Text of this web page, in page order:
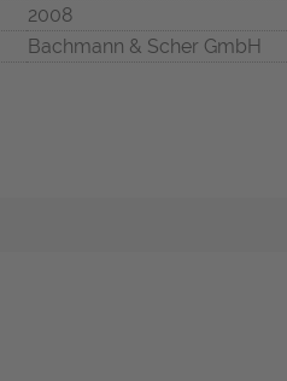
2008
Bachmann & Scher GmbH